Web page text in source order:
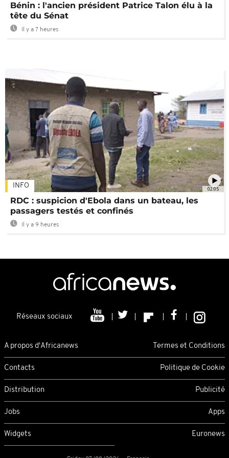
Bénin : l'ancien président Patrice Talon élu à la
tête du Sénat
Il y a 7 heures
02:05
INFO
RDC : suspicion d'Ebola dans un bateau, les
passagers testés et confinés
Il y a 9 heures
Réseaux sociaux
A propos d'Africanews Termes et Conditions
Contacts Politique de Cookie
Distribution Publicité
Jobs Apps
Widgets Euronews